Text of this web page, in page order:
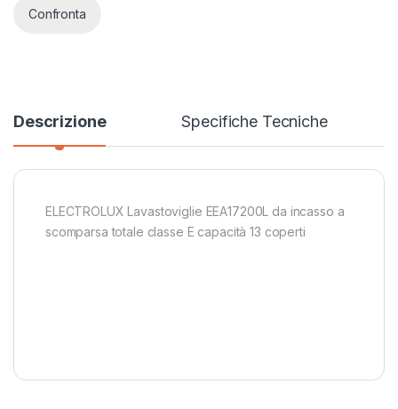
Confronta
Descrizione Specifiche Tecniche
ELECTROLUX Lavastoviglie EEA17200L da incasso a
scomparsa totale classe E capacità 13 coperti